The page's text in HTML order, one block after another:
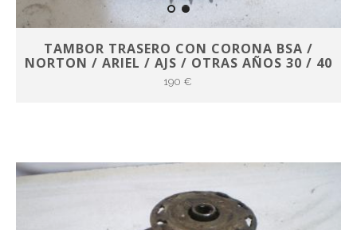
TAMBOR TRASERO CON CORONA BSA /
NORTON / ARIEL / AJS / OTRAS AÑOS 30 / 40
190 €